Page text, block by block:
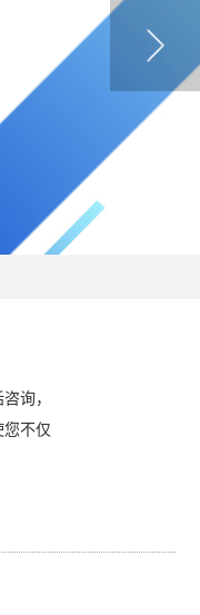
询，
您不仅